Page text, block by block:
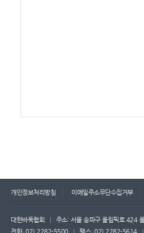
개인정보처리방침 이메일주소무단수집거부
대한바둑협회
주소: 서울 송파구 올림픽로 424
전화: 02) 2282-5500
팩스: 02) 2282-5614